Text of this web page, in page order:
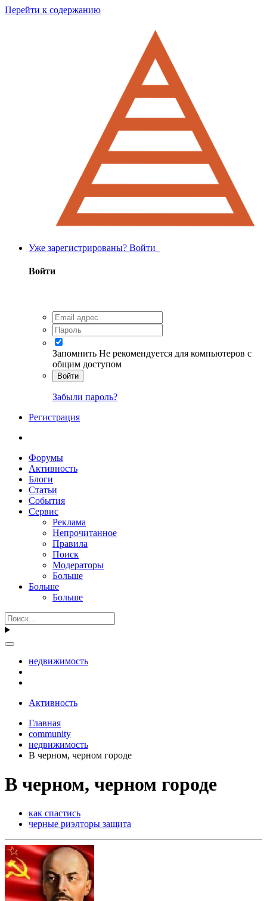
Перейти к содержанию
Уже зарегистрированы? Войти
Войти
Запомнить Не рекомендуется для компьютеров с
общим доступом
Войти
Забыли пароль?
Регистрация
Форумы
Активность
Блоги
Статьи
События
Сервис
Реклама
Непрочитанное
Правила
Поиск
Модераторы
Больше
Больше
Больше
недвижимость
Активность
Главная
community
недвижимость
В черном, черном городе
В черном, черном городе
как спастись
черные риэлторы защита